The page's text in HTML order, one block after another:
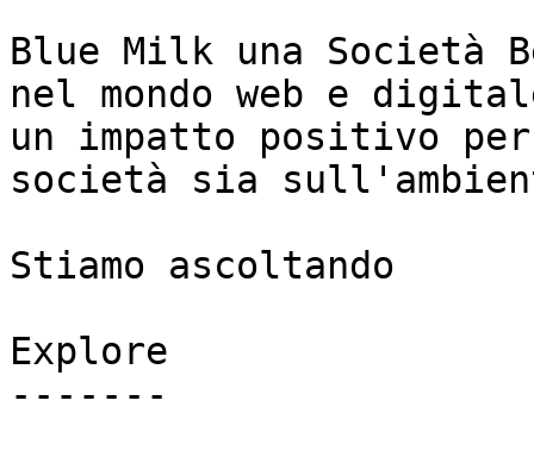
Blue Milk una
nel mondo web e
un impatto positivo
società sia
Stiamo ascoltando
Explore
-------